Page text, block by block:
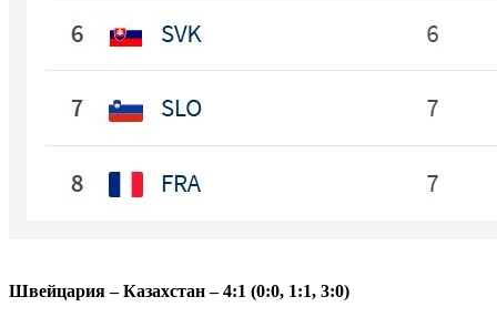
Швейцария – Казахстан – 4:1 (0:0, 1:1, 3:0)